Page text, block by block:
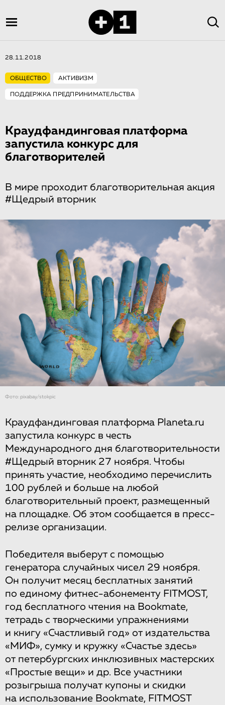
28.11.2018
ОБЩЕСТВО АКТИВИЗМ
ПОДДЕРЖКА ПРЕДПРИНИМАТЕЛЬСТВА
Краудфандинго­вая платформа
запустила конкурс для
благотворите­лей
В мире проходит благотворительная акция
#Щедрый вторник
Фото: pixabay/stokpic
Краудфандинговая платформа Planeta.ru
запустила конкурс в честь
Международного дня благотворительности
#Щедрый вторник 27 ноября. Чтобы
принять участие, необходимо перечислить
100 рублей и больше на любой
благотворительный проект, размещенный
на площадке. Об этом сообщается в пресс-
релизе организации.
Победителя выберут с помощью
генератора случайных чисел 29 ноября.
Он получит месяц бесплатных занятий
по единому фитнес-абонементу FITMOST,
год бесплатного чтения на Bookmate,
тетрадь с творческими упражнениями
и книгу «Счастливый год» от издательства
«МИФ», сумку и кружку «Счастье здесь»
от петербургских инклюзивных мастерских
«Простые вещи» и др. Все участники
розыгрыша получат купоны и скидки
на использование Bookmate, FITMOST